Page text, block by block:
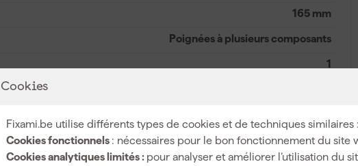
Cookies
Fixami.be utilise différents types de cookies et de techniques similaires :
Cookies fonctionnels : nécessaires pour le bon fonctionnement du site
Cookies analytiques limités : pour analyser et améliorer l’utilisation du
165 mm
Poignées à plusieurs composants
1
165 mm